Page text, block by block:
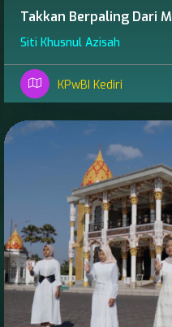
Takkan Berpaling Dari
Siti Khusnul Azisah
KPwBI Kediri